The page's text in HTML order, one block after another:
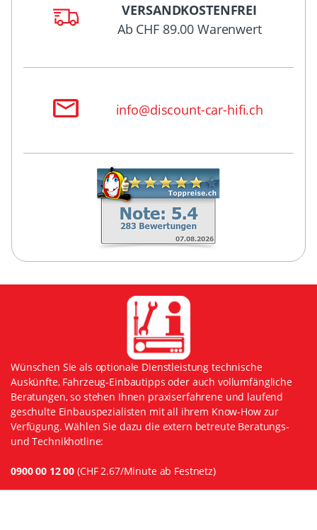
VERSANDKOSTENFREI
Ab CHF 89.00 Warenwert
info@discount-car-hifi.ch
Wünschen Sie als optionale Dienstleistung technische
Auskünfte, Fahrzeug-Einbautipps oder auch vollumfängliche
Beratungen, so stehen Ihnen praxiserfahrene und laufend
geschulte Einbauspezialisten mit all ihrem Know-How zur
Verfügung. Wählen Sie dazu die extern betreute Beratungs-
und Technikhotline:
0900 00 12 00 (CHF 2.67/Minute ab Festnetz)